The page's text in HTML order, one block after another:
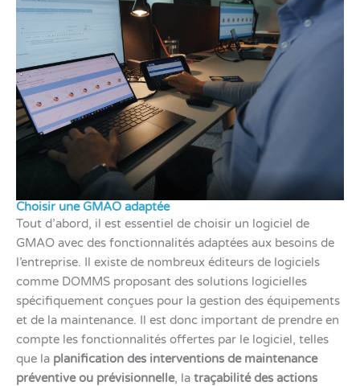
Choisir une GMAO adaptée
Tout d’abord, il est essentiel de choisir un logiciel de
GMAO avec des fonctionnalités adaptées aux besoins de
l’entreprise. Il existe de nombreux éditeurs de logiciels
comme DOMMS proposant des solutions logicielles
spécifiquement conçues pour la gestion des équipements
et de la maintenance. Il est donc important de prendre en
compte les fonctionnalités offertes par le logiciel, telles
que la planification des interventions de maintenance
préventive ou prévisionnelle, la traçabilité des actions